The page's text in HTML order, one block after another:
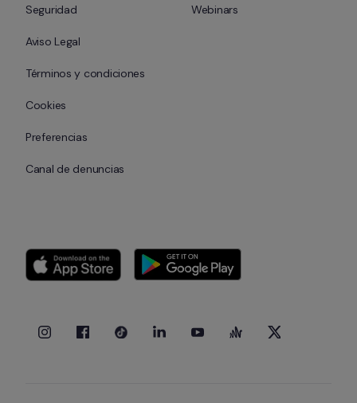
Seguridad
Aviso Legal
Términos y condiciones
Cookies
Preferencias
Canal de denuncias
Webinars